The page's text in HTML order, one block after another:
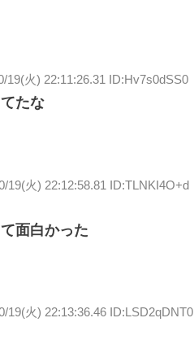
19(火) 22:11:26.31 ID:Hv7s0dSS0
たな
19(火) 22:12:58.81 ID:TLNKI4O+d
面白かった
19(火) 22:13:36.46 ID:LSD2qDNT0